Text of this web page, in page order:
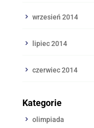
wrzesień 2014
lipiec 2014
czerwiec 2014
Kategorie
olimpiada